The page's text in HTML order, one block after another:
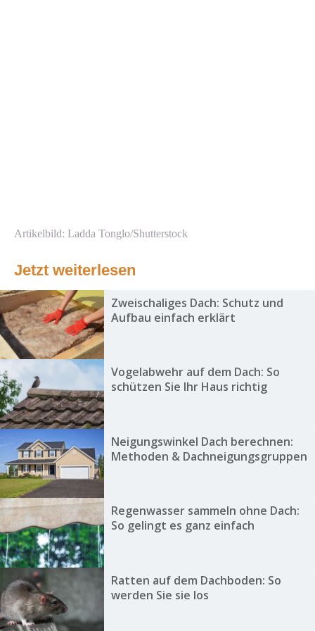
Artikelbild: Ladda Tonglo/Shutterstock
Jetzt weiterlesen
Zweischaliges Dach: Schutz und
Aufbau einfach erklärt
Vogelabwehr auf dem Dach: So
schützen Sie Ihr Haus richtig
Neigungswinkel Dach berechnen:
Methoden & Dachneigungsgruppen
Regenwasser sammeln ohne Dach:
So gelingt es ganz einfach
Ratten auf dem Dachboden: So
werden Sie sie los